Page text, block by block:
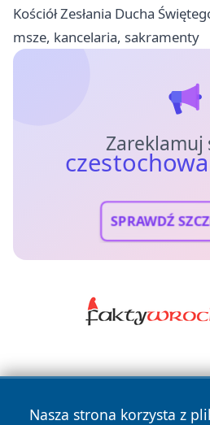
Kościół Zesłania Ducha
msze, kancelaria, sakramenty
Zareklamuj
SPRAWDŹ
Nasza strona korzysta z